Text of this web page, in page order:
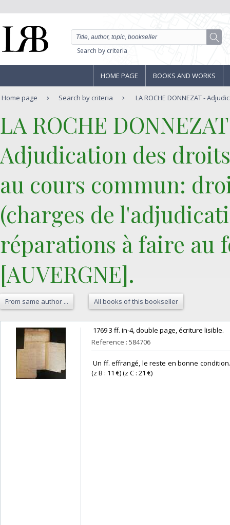
Search by criteria
HOME PAGE BOOKS AND WORKS
Home page Search by criteria LA ROCHE DONNEZAT -
‎LA ROCHE DONNEZAT‎
‎Adjudication des
au cours commun:
(charges de
réparations à faire au
[AUVERGNE].‎
From same author ... All books of this bookseller
‎ 1769 3 ff. in-4, double page, écriture lisible. ‎
Reference : 584706
Un ff. effrangé, le reste en bonne
(z B : 11 €) (z C : 21 €) ‎